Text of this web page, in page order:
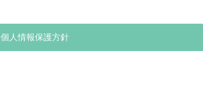
個人情報保護方針